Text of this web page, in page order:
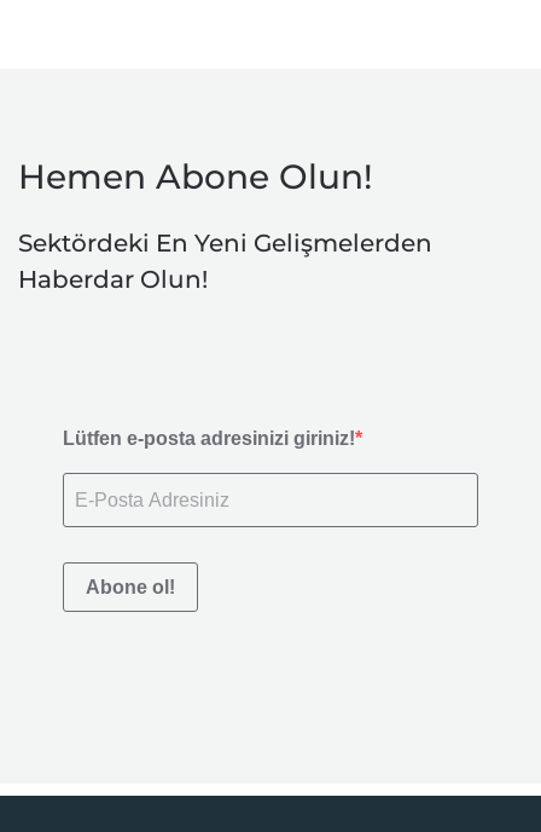
Hemen Abone Olun!
Sektördeki En Yeni Gelişmelerden
Haberdar Olun!
Lütfen e-posta adresinizi giriniz!
Abone ol!